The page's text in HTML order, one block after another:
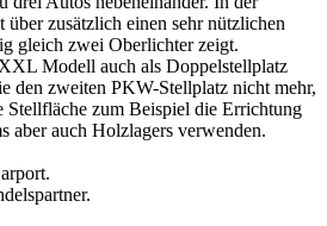
zusätzlich einen sehr nützlichen
gleich zwei Oberlichter zeigt.
Modell auch als Doppelstellplatz
den zweiten PKW-Stellplatz nicht mehr,
Stellfläche zum Beispiel die Errichtung
aber auch Holzlagers verwenden.
.
.